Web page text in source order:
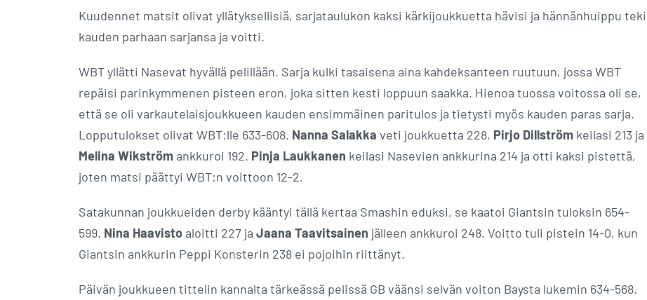
Kuudennet matsit olivat yllätyksellisiä, sarjataulukon kaksi kärkijoukkuetta hävisi ja hännänhuippu teki
kauden parhaan sarjansa ja voitti.
WBT yllätti Nasevat hyvällä pelillään. Sarja kulki tasaisena aina kahdeksanteen ruutuun, jossa WBT
repäisi parinkymmenen pisteen eron, joka sitten kesti loppuun saakka. Hienoa tuossa voitossa oli se,
että se oli varkautelaisjoukkueen kauden ensimmäinen paritulos ja tietysti myös kauden paras sarja.
Lopputulokset olivat WBT:lle 633-608. Nanna Salakka veti joukkuetta 228, Pirjo Dillström keilasi 213 ja
Melina Wikström ankkuroi 192. Pinja Laukkanen keilasi Nasevien ankkurina 214 ja otti kaksi pistettä,
joten matsi päättyi WBT:n voittoon 12-2.
Satakunnan joukkueiden derby kääntyi tällä kertaa Smashin eduksi, se kaatoi Giantsin tuloksin 654-
599. Nina Haavisto aloitti 227 ja Jaana Taavitsainen jälleen ankkuroi 248. Voitto tuli pistein 14-0, kun
Giantsin ankkurin Peppi Konsterin 238 ei pojoihin riittänyt.
Päivän joukkueen tittelin kannalta tärkeässä pelissä GB väänsi selvän voiton Baysta lukemin 634-568.